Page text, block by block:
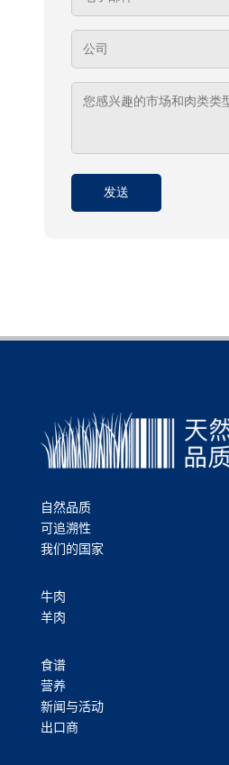
自然品质
可追溯性
我们的国家
牛肉
羊肉
食谱
营养
新闻与活动
出口商